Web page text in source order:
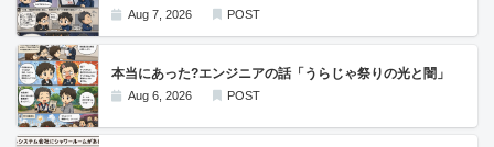
Aug 7, 2026 POST
本当にあった?エンジニアの話「うらじゃ祭りの光と闇」
Aug 6, 2026 POST